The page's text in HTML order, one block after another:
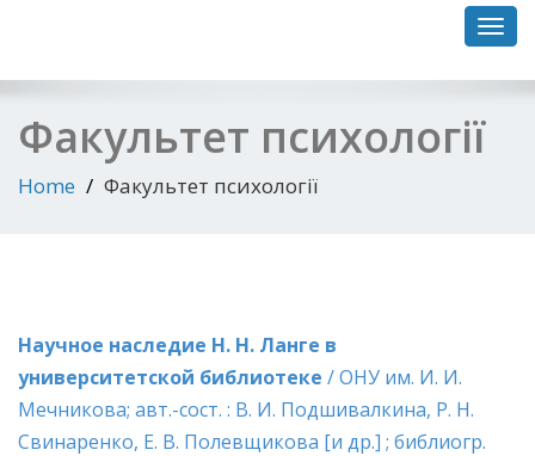
Факультет психології
Home Факультет психології
Научное наследие Н. Н. Ланге в
университетской библиотеке / ОНУ им. И. И.
Мечникова; авт.-сост. : В. И. Подшивалкина, Р. Н.
Свинаренко, Е. В. Полевщикова [и др.] ; библиогр.